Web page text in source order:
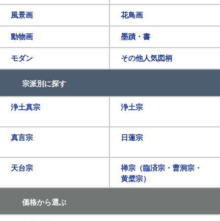
風景画 花鳥画
動物画 墨蹟・書
モダン その他人気図柄
宗派別に探す
浄土真宗 浄土宗
真言宗 日蓮宗
天台宗
禅宗（臨済宗・曹洞宗・
黄檗宗）
価格から選ぶ